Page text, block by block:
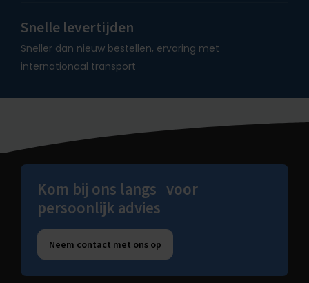
Snelle levertijden
Sneller dan nieuw bestellen, ervaring met
internationaal transport
Kom bij ons langs voor
persoonlijk advies
Neem contact met ons op